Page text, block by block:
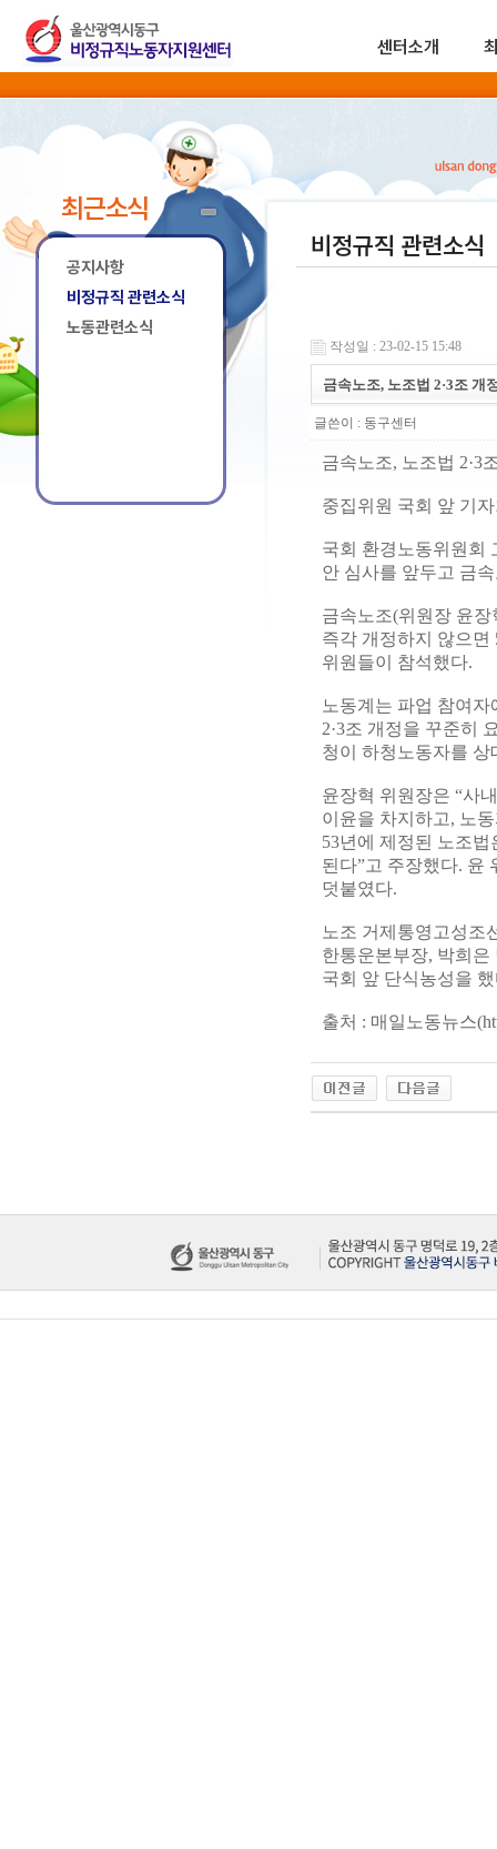
센터소개
최근소식
공지사항
비정규직 관련소식
노동관련소식
비정규직 관련소식
작성일 : 23-02-15 15:48
금속노조, 노조법 2·3조 개
글쓴이 : 동구센터
금속노조, 노조법 2·3
중집위원 국회 앞 기
국회 환경노동위원회
안 심사를 앞두고 금
금속노조(위원장 윤장
즉각 개정하지 않으
위원들이 참석했다.
노동계는 파업 참여
2·3조 개정을 꾸준히
청이 하청노동자를
윤장혁 위원장은 “사
이윤을 차지하고, 노
53년에 제정된 노조
된다”고 주장했다. 윤
덧붙였다.
노조 거제통영고성조
한통운본부장, 박희
국회 앞 단식농성을
출처 : 매일노동뉴스(